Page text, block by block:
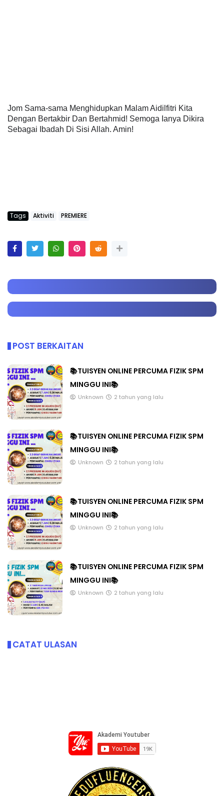
Jom Sama-sama Menghidupkan Malam Aidilfitri Kita
Dengan Bertakbir Dan Bertahmid! Semoga Ianya Dikira
Sebagai Ibadah Di Sisi Allah. Amin!
Tags Aktiviti PREMIERE
POST BERKAITAN
📚TUISYEN ONLINE PERCUMA FIZIK SPM
MINGGU INI📚
Unknown 2 tahun yang lalu
📚TUISYEN ONLINE PERCUMA FIZIK SPM
MINGGU INI📚
Unknown 2 tahun yang lalu
📚TUISYEN ONLINE PERCUMA FIZIK SPM
MINGGU INI📚
Unknown 2 tahun yang lalu
📚TUISYEN ONLINE PERCUMA FIZIK SPM
MINGGU INI📚
Unknown 2 tahun yang lalu
CATAT ULASAN